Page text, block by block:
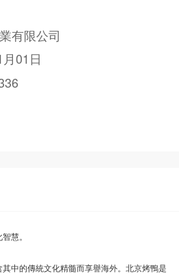
有限公司
01日
慧。
中的傳統文化精髓而享譽海外。北京烤鴨是